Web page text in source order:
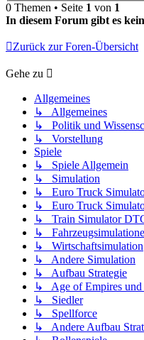
0 Themen • Seite 1 von 1
In diesem Forum gibt es
Zurück zur Foren-Übersicht
Gehe zu
Allgemeines
↳ Allgemeines
↳ Politik und
↳ Vorstellung
Spiele
↳ Spiele Allgemein
↳ Simulation
↳ Euro Truck
↳ Euro Truck
↳ Train Simulator
↳
↳ Wirtschaftsimulation
↳ Andere Simulation
↳ Aufbau Strategie
↳ Age of Empires und
↳ Siedler
↳ Spellforce
↳ Andere Aufbau